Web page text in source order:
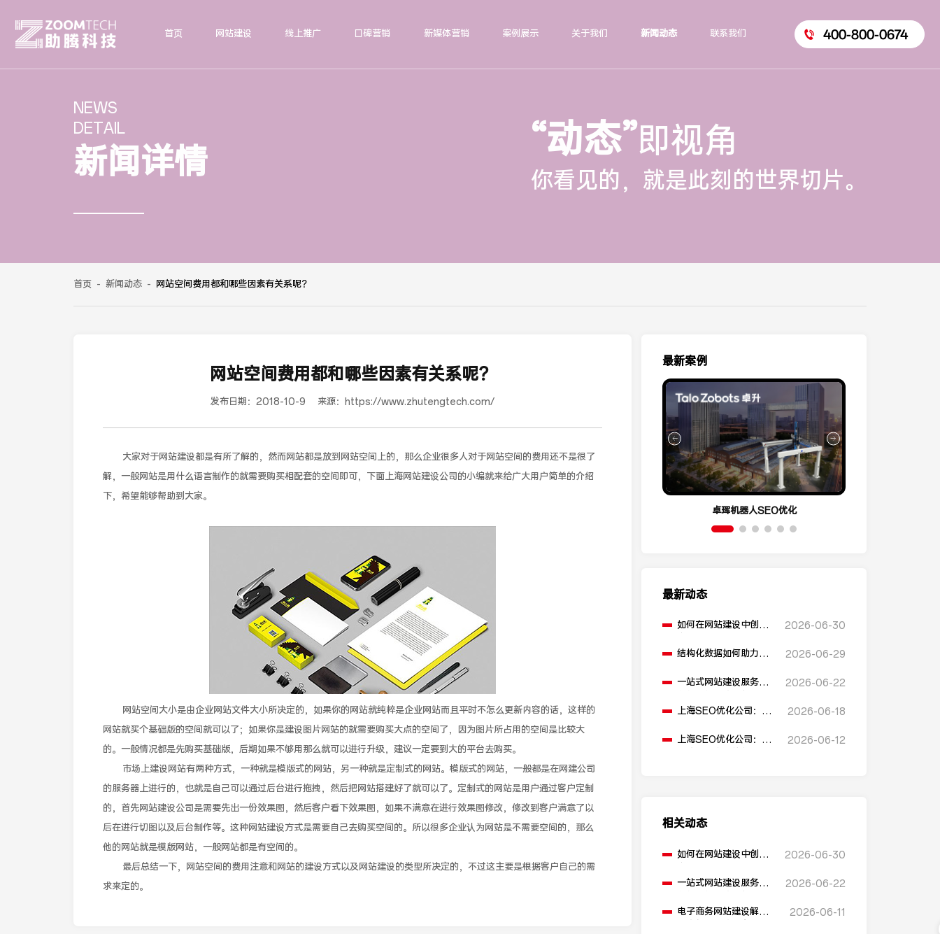
首页 网站建设 线上推广 口碑营销 新媒体营销 案例展示 关于我们 新闻动态 联系我们 400-800-0674
NEWS
DETAIL
新闻详情 “动态”即视角
你看见的，就是此刻的世界切片。
首页 - 新闻动态 - 网站空间费用都和哪些因素有关系呢？
网站空间费用都和哪些因素有关系呢？
发布日期： 2018-10-9 来源： https://www.zhutengtech.com/
大家对于网站建设都是有所了解的，然而网站都是放到网站空间上的，那么企业很多人对于网站空间的费用还不是很了
解，一般网站是用什么语言制作的就需要购买相配套的空间即可，下面上海网站建设公司的小编就来给广大用户简单的介绍
下，希望能够帮助到大家。
网站空间大小是由企业网站文件大小所决定的，如果你的网站就纯粹是企业网站而且平时不怎么更新内容的话，这样的
网站就买个基础版的空间就可以了；如果你是建设图片网站的就需要购买大点的空间了，因为图片所占用的空间是比较大
的。一般情况都是先购买基础版，后期如果不够用那么就可以进行升级，建议一定要到大的平台去购买。
市场上建设网站有两种方式，一种就是模版式的网站，另一种就是定制式的网站。模版式的网站，一般都是在网建公司
的服务器上进行的，也就是自己可以通过后台进行拖拽，然后把网站搭建好了就可以了。定制式的网站是用户通过客户定制
的，首先网站建设公司是需要先出一份效果图，然后客户看下效果图，如果不满意在进行效果图修改，修改到客户满意了以
后在进行切图以及后台制作等。这种网站建设方式是需要自己去购买空间的。所以很多企业认为网站是不需要空间的，那么
他的网站就是模版网站，一般网站都是有空间的。
最后总结一下，网站空间的费用注意和网站的建设方式以及网站建设的类型所决定的，不过这主要是根据客户自己的需
求来定的。
最新案例
卓珲机器人SEO优化
最新动态
如何在网站建设中创建
2026-06-30
结构化数据如何助力
2026-06-29
一站式网站建设服务平
2026-06-22
上海SEO优化公司：如
升点击率和SEO效果？
2026-06-18
上海SEO优化公司：有
2026-06-12
相关动态
如何在网站建设中创建
2026-06-30
一站式网站建设服务平
2026-06-22
电子商务网站建设解决
2026-06-11